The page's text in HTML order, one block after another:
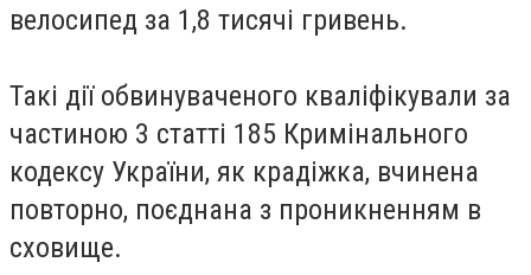
велосипед за 1,8 тисячі гривень.
Такі дії обвинуваченого кваліфікували за
частиною 3 статті 185 Кримінального
кодексу України, як крадіжка, вчинена
повторно, поєднана з проникненням в
сховище.